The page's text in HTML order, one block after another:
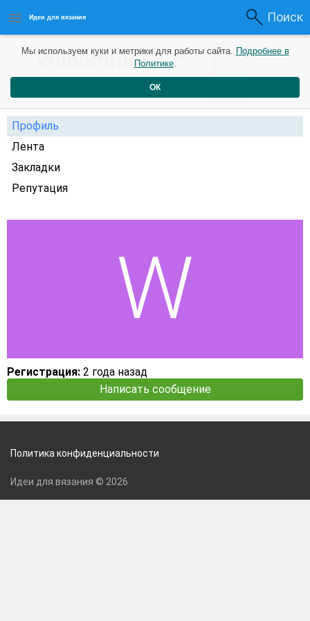
Идеи для вязания Поиск
Williammok2 года 0 0
Профиль
Лента
Закладки
Репутация
Регистрация: 2 года назад
Написать сообщение
Мы используем куки и метрики для работы сайта. Подробнее в
Политике.
ОК
Политика конфиденциальности
Идеи для вязания © 2026